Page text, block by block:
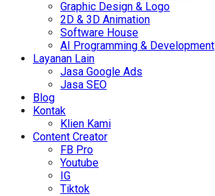
Graphic Design & Logo
2D & 3D Animation
Software House
AI Programming & Development
Layanan Lain
Jasa Google Ads
Jasa SEO
Blog
Kontak
Klien Kami
Content Creator
FB Pro
Youtube
IG
Tiktok